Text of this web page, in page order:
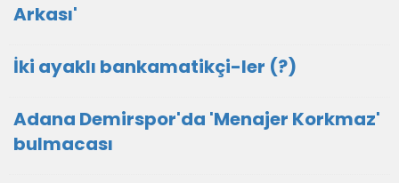
Arkası'
İki ayaklı bankamatikçi-ler (?)
Adana Demirspor'da 'Menajer Korkmaz'
bulmacası